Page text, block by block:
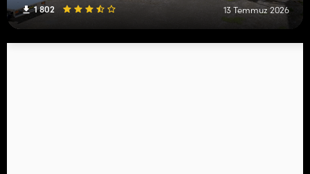
1 802 13 Temmuz 2026